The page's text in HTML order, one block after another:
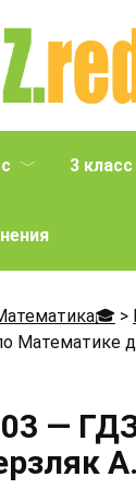
3 класс
>
Математике
—